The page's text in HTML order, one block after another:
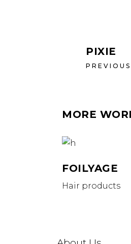
PIXIE
PREVIOUS
MORE
FOILYAGE
Hair products